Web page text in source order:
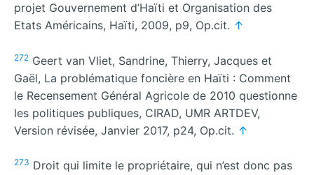
projet Gouvernement d’Haïti et Organisation des
Etats Américains, Haïti, 2009, p9, Op.cit. ↑
272 Geert van Vliet, Sandrine, Thierry, Jacques et
Gaël, La problématique foncière en Haïti : Comment
le Recensement Général Agricole de 2010 questionne
les politiques publiques, CIRAD, UMR ARTDEV,
Version révisée, Janvier 2017, p24, Op.cit. ↑
273 Droit qui limite le propriétaire, qui n’est donc pas